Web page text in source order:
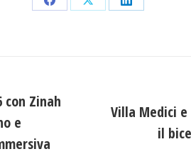
CondividiCondividiCondividi
con Zinah
e
Prossimo
Villa Medici
il